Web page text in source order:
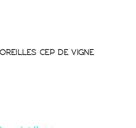
CEP DE VIGNE